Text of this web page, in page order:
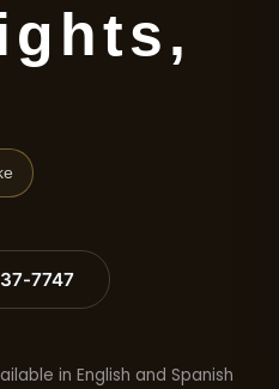
7747
in English and Spanish